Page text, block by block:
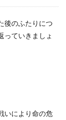
後のふたりにつ
っていきましょ
いにより命の危